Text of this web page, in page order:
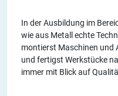
In der Ausbildung im
wie aus Metall echte
montierst Maschinen und
und fertigst Werkstücke
immer mit Blick auf